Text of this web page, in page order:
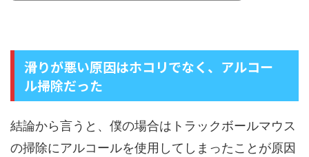
滑りが悪い原因はホコリでなく、アルコー
ル掃除だった
結論から言うと、僕の場合はトラックボールマウス
の掃除にアルコールを使用してしまったことが原因